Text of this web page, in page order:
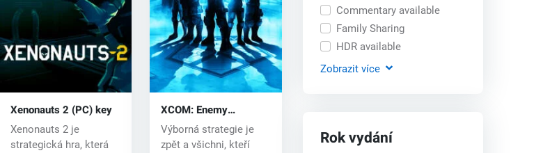
Xenonauts 2 (PC) key
Xenonauts 2 je
strategická hra, která
XCOM: Enemy
Unknown (PC) CD key
Výborná strategie je
zpět a všichni, kteří
Commentary available
Family Sharing
HDR available
Zobrazit více
Rok vydání